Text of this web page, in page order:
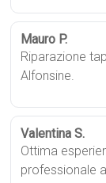
Mauro P.
Riparazione
Alfonsine.
Valentina S.
Ottima
professionale